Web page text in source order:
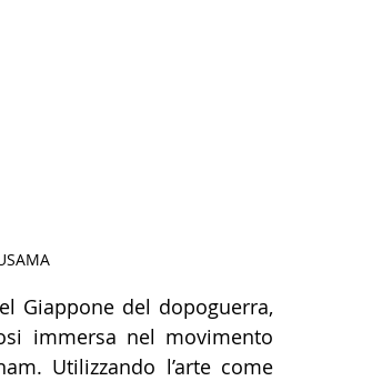
Giappone del dopoguerra,
immersa nel movimento
Utilizzando l’arte come